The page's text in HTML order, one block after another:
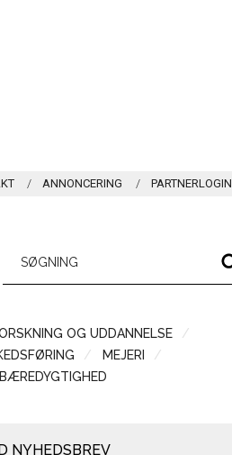
ANNONCERING PARTNERLOGIN
OG UDDANNELSE
MEJERI
NYHEDSBREV